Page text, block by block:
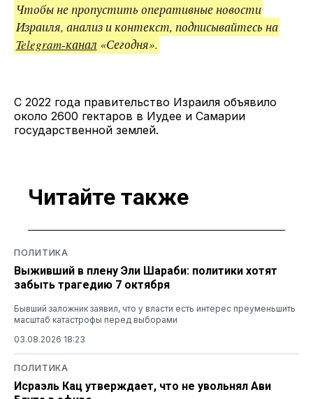
Чтобы не пропустить оперативные новости
Израиля, анализ и контекст, подписывайтесь на
Telegram-канал «Сегодня».
С 2022 года правительство Израиля объявило
около 2600 гектаров в Иудее и Самарии
государственной землей.
Читайте также
ПОЛИТИКА
Выживший в плену Эли Шараби: политики хотят
забыть трагедию 7 октября
Бывший заложник заявил, что у власти есть интерес преуменьшить
масштаб катастрофы перед выборами
03.08.2026 18:23
ПОЛИТИКА
Исраэль Кац утверждает, что не увольнял Ави